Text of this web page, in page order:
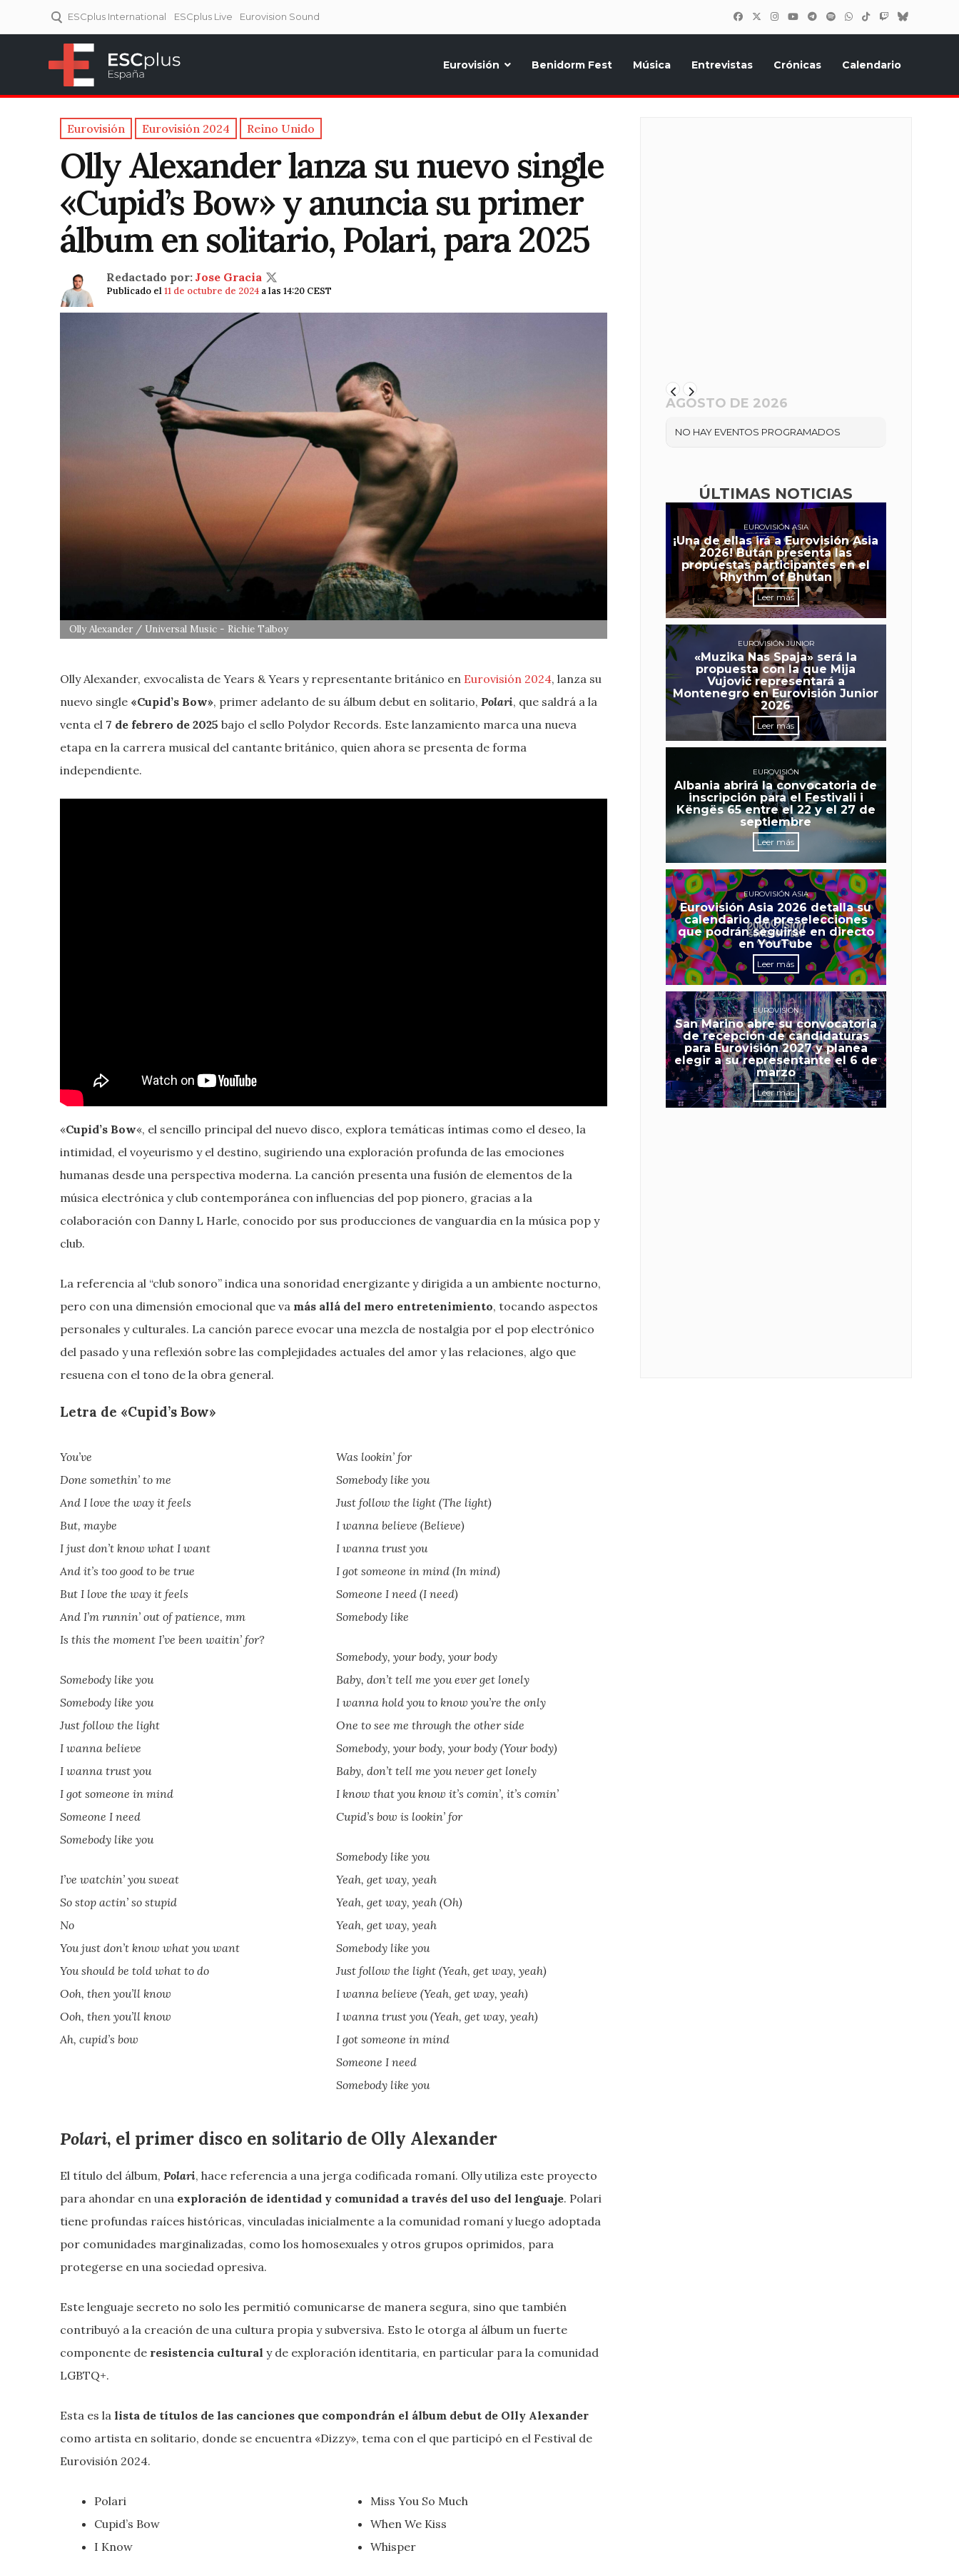
ESCplus International ESCplus Live Eurovision Sound
Eurovisión Benidorm Fest Música Entrevistas Crónicas Calendario
Eurovisión Eurovisión 2024 Reino Unido
Olly Alexander lanza su nuevo single
«Cupid’s Bow» y anuncia su primer
álbum en solitario, Polari, para 2025
Redactado por: Jose Gracia
Publicado el11 de octubre de 2024 a las 14:20 CEST
Olly Alexander / Universal Music - Richie Talboy
Olly Alexander, exvocalista de Years & Years y representante británico en Eurovisión 2024, lanza su
nuevo single «Cupid’s Bow», primer adelanto de su álbum debut en solitario, Polari, que saldrá a la
venta el 7 de febrero de 2025 bajo el sello Polydor Records. Este lanzamiento marca una nueva
etapa en la carrera musical del cantante británico, quien ahora se presenta de forma
independiente.
«Cupid’s Bow«, el sencillo principal del nuevo disco, explora temáticas íntimas como el deseo, la
intimidad, el voyeurismo y el destino, sugiriendo una exploración profunda de las emociones
humanas desde una perspectiva moderna. La canción presenta una fusión de elementos de la
música electrónica y club contemporánea con influencias del pop pionero, gracias a la
colaboración con Danny L Harle, conocido por sus producciones de vanguardia en la música pop y
club.
La referencia al “club sonoro” indica una sonoridad energizante y dirigida a un ambiente nocturno,
pero con una dimensión emocional que va más allá del mero entretenimiento, tocando aspectos
personales y culturales. La canción parece evocar una mezcla de nostalgia por el pop electrónico
del pasado y una reflexión sobre las complejidades actuales del amor y las relaciones, algo que
resuena con el tono de la obra general.
Letra de «Cupid’s Bow»
You’ve
Done somethin’ to me
And I love the way it feels
But, maybe
I just don’t know what I want
And it’s too good to be true
But I love the way it feels
And I’m runnin’ out of patience, mm
Is this the moment I’ve been waitin’ for?
Somebody like you
Somebody like you
Just follow the light
I wanna believe
I wanna trust you
I got someone in mind
Someone I need
Somebody like you
I’ve watchin’ you sweat
So stop actin’ so stupid
No
You just don’t know what you want
You should be told what to do
Ooh, then you’ll know
Ooh, then you’ll know
Ah, cupid’s bow
Was lookin’ for
Somebody like you
Just follow the light (The light)
I wanna believe (Bеlieve)
I wanna trust you
I got someonе in mind (In mind)
Someone I need (I need)
Somebody like
Somebody, your body, your body
Baby, don’t tell me you ever get lonely
I wanna hold you to know you’re the only
One to see me through the other side
Somebody, your body, your body (Your body)
Baby, don’t tell me you never get lonely
I know that you know it’s comin’, it’s comin’
Cupid’s bow is lookin’ for
Somebody like you
Yeah, get way, yeah
Yeah, get way, yeah (Oh)
Yeah, get way, yeah
Somebody like you
Just follow the light (Yeah, get way, yeah)
I wanna believe (Yeah, get way, yeah)
I wanna trust you (Yeah, get way, yeah)
I got someone in mind
Someone I need
Somebody like you
Polari, el primer disco en solitario de Olly Alexander
El título del álbum, Polari, hace referencia a una jerga codificada romaní. Olly utiliza este proyecto
para ahondar en una exploración de identidad y comunidad a través del uso del lenguaje. Polari
tiene profundas raíces históricas, vinculadas inicialmente a la comunidad romaní y luego adoptada
por comunidades marginalizadas, como los homosexuales y otros grupos oprimidos, para
protegerse en una sociedad opresiva.
Este lenguaje secreto no solo les permitió comunicarse de manera segura, sino que también
contribuyó a la creación de una cultura propia y subversiva. Esto le otorga al álbum un fuerte
componente de resistencia cultural y de exploración identitaria, en particular para la comunidad
LGBTQ+.
Esta es la lista de títulos de las canciones que compondrán el álbum debut de Olly Alexander
como artista en solitario, donde se encuentra «Dizzy», tema con el que participó en el Festival de
Eurovisión 2024.
Polari
Cupid’s Bow
I Know
Miss You So Much
When We Kiss
Whisper
AGOSTO DE 2026
NO HAY EVENTOS PROGRAMADOS
ÚLTIMAS NOTICIAS
EUROVISIÓN ASIA
¡Una de ellas irá a Eurovisión Asia
2026! Bután presenta las
propuestas participantes en el
Rhythm of Bhutan
Leer más
EUROVISIÓN JUNIOR
«Muzika Nas Spaja» será la
propuesta con la que Mija
Vujović representará a
Montenegro en Eurovisión Junior
2026
Leer más
EUROVISIÓN
Albania abrirá la convocatoria de
inscripción para el Festivali i
Këngës 65 entre el 22 y el 27 de
septiembre
Leer más
EUROVISIÓN ASIA
Eurovisión Asia 2026 detalla su
calendario de preselecciones
que podrán seguirse en directo
en YouTube
Leer más
EUROVISIÓN
San Marino abre su convocatoria
de recepción de candidaturas
para Eurovisión 2027 y planea
elegir a su representante el 6 de
marzo
Leer más